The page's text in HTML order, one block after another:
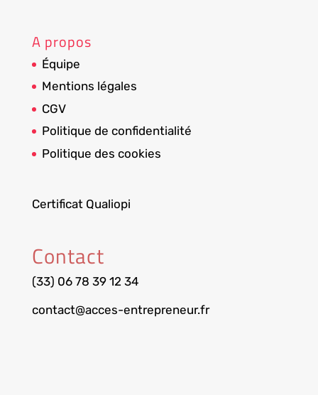
A propos
Équipe
Mentions légales
CGV
Politique de confidentialité
Politique des cookies
Certificat Qualiopi
Contact
(33) 06 78 39 12 34
contact@acces-entrepreneur.fr